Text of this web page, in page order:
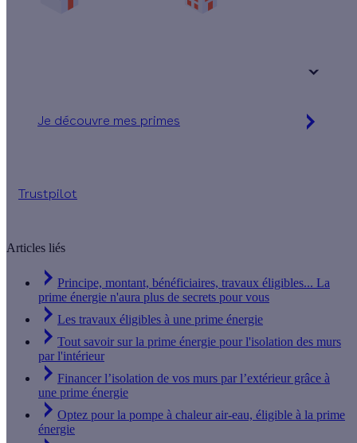
Je découvre mes primes
Trustpilot
Articles liés
Principe, montant, bénéficiaires, travaux éligibles... La
prime énergie n'aura plus de secrets pour vous
Les travaux éligibles à une prime énergie
Tout savoir sur la prime énergie pour l'isolation des murs
par l'intérieur
Financer l’isolation de vos murs par l’extérieur grâce à
une prime énergie
Optez pour la pompe à chaleur air-eau, éligible à la prime
énergie